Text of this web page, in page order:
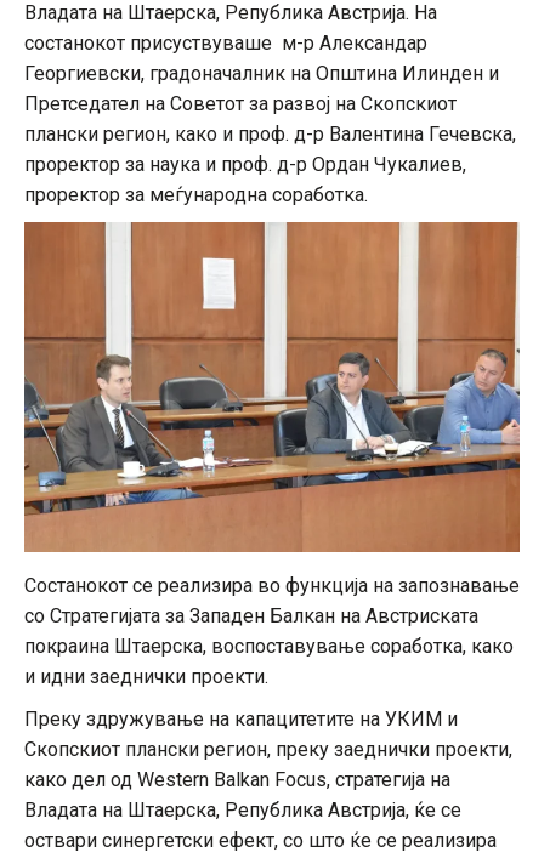
Владата на Штаерска, Република Австрија. На
состанокот присуствуваше м-р Александар
Георгиевски, градоначалник на Општина Илинден и
Претседател на Советот за развој на Скопскиот
плански регион, како и проф. д-р Валентина Гечевска,
проректор за наука и проф. д-р Ордан Чукалиев,
проректор за меѓународна соработка.
Состанокот се реализира во функција на запознавање
со Стратегијата за Западен Балкан на Австриската
покраина Штаерска, воспоставување соработка, како
и идни заеднички проекти.
Преку здружување на капацитетите на УКИМ и
Скопскиот плански регион, преку заеднички проекти,
како дел од Western Balkan Focus, стратегија на
Владата на Штаерска, Република Австрија, ќе се
оствари синергетски ефект, со што ќе се реализира